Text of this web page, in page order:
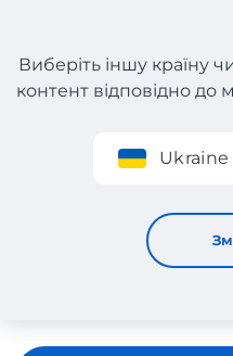
Реєстрація
Виберіть іншу країну
контент відповідно до
Ukraine
Hugo Boss